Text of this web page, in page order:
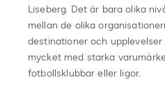
Liseberg. Det är bara olika
mellan de olika
destinationer och
mycket med starka
fotbollsklubbar eller ligor.